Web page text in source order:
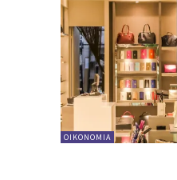
ΟΙΚΟΝΟΜΊΑ